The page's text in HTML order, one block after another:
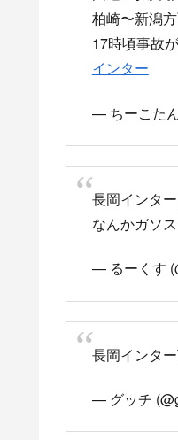
— ｼ歩/ﾜﾀﾙ
— べんぼっ
8号線長岡イ
— しゅがー
オデッセイ
— (@KaruB)